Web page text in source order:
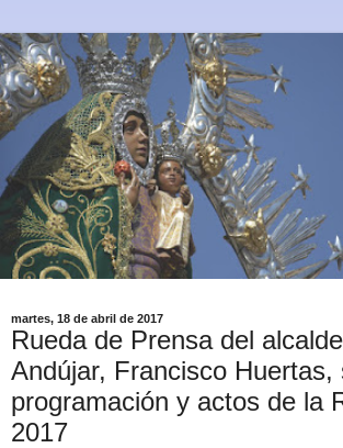
martes, 18 de abril de 2017
Rueda de Prensa del
Andújar, Francisco Huertas,
programación y actos de la
2017